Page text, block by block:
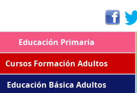
Educación Primaria
Cursos Formación Adultos
Educación Básica Adultos